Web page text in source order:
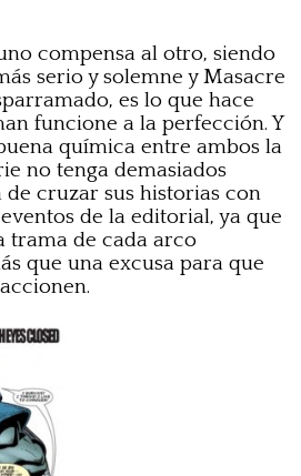
compensa al otro, siendo
serio y solemne y Masacre
es lo que hace
funcione a la perfección. Y
química entre ambos la
no tenga demasiados
cruzar sus historias con
de la editorial, ya que
trama de cada arco
que una excusa para que